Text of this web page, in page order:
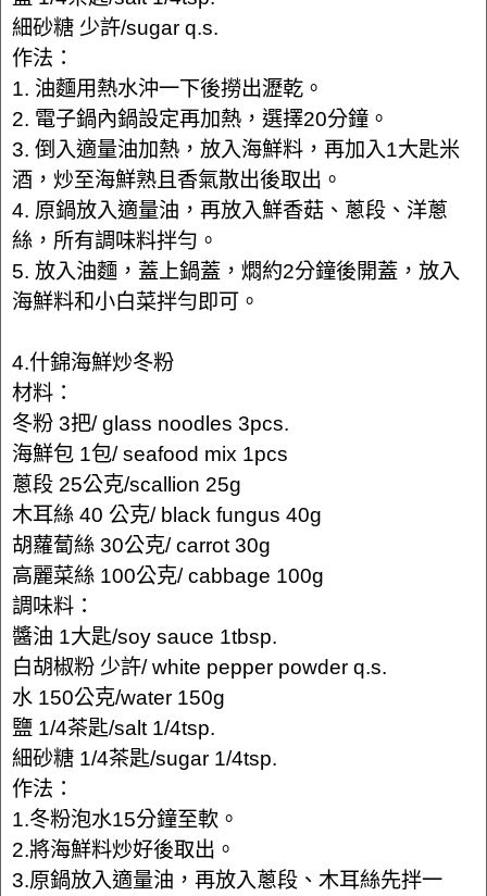
細砂糖 少許/sugar q.s.
作法：
1. 油麵用熱水沖一下後撈出瀝乾。
2. 電子鍋內鍋設定再加熱，選擇20分鐘。
3. 倒入適量油加熱，放入海鮮料，再加入1大匙米
酒，炒至海鮮熟且香氣散出後取出。
4. 原鍋放入適量油，再放入鮮香菇、蔥段、洋蔥
絲，所有調味料拌勻。
5. 放入油麵，蓋上鍋蓋，燜約2分鐘後開蓋，放入
海鮮料和小白菜拌勻即可。
4.什錦海鮮炒冬粉
材料：
冬粉 3把/ glass noodles 3pcs.
海鮮包 1包/ seafood mix 1pcs
蔥段 25公克/scallion 25g
木耳絲 40 公克/ black fungus 40g
胡蘿蔔絲 30公克/ carrot 30g
高麗菜絲 100公克/ cabbage 100g
調味料：
醬油 1大匙/soy sauce 1tbsp.
白胡椒粉 少許/ white pepper powder q.s.
水 150公克/water 150g
鹽 1/4茶匙/salt 1/4tsp.
細砂糖 1/4茶匙/sugar 1/4tsp.
作法：
1.冬粉泡水15分鐘至軟。
2.將海鮮料炒好後取出。
3.原鍋放入適量油，再放入蔥段、木耳絲先拌一